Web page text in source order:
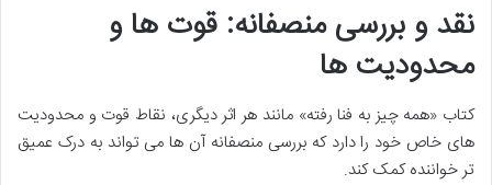
نقد و بررسی منصفانه: قوت ها و
محدودیت ها
کتاب «همه چیز به فنا رفته» مانند هر اثر دیگری، نقاط قوت و محدودیت
های خاص خود را دارد که بررسی منصفانه آن ها می تواند به درک عمیق
تر خواننده کمک کند.